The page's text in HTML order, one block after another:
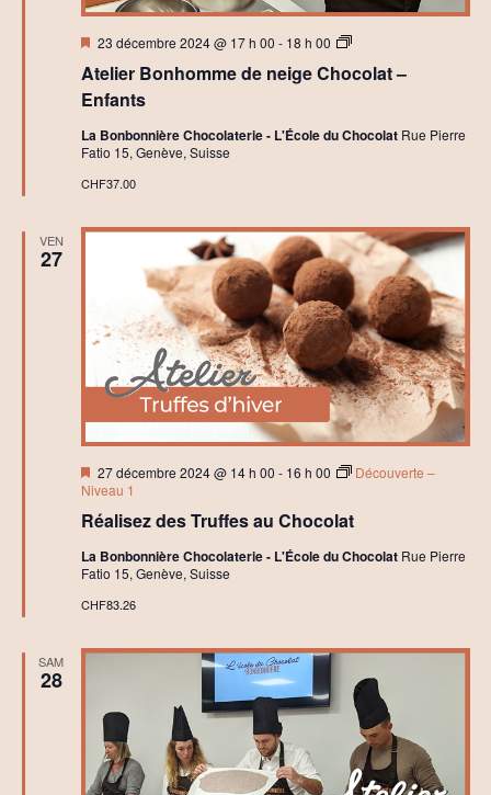
Atelier Bonhomme de neige Chocolat –
Enfants
Mis
avant
23 décembre 2024 @ 17 h 00 - 18 h 00
A
e
e
r
c
o
l
a
t
C
r
é
a
t
i
f
La Bonbonnière Chocolaterie - L'École du Chocolat Rue Pierre
Fatio 15, Genève, Suisse
CHF37.00
VEN
27
Réalisez des Truffes au Chocolat
Mis
en
27 décembre 2024 @ 14 h 00 - 16 h 00
Découverte –
Niveau 1
La Bonbonnière Chocolaterie - L'École du Chocolat Rue Pierre
Fatio 15, Genève, Suisse
CHF83.26
SAM
28